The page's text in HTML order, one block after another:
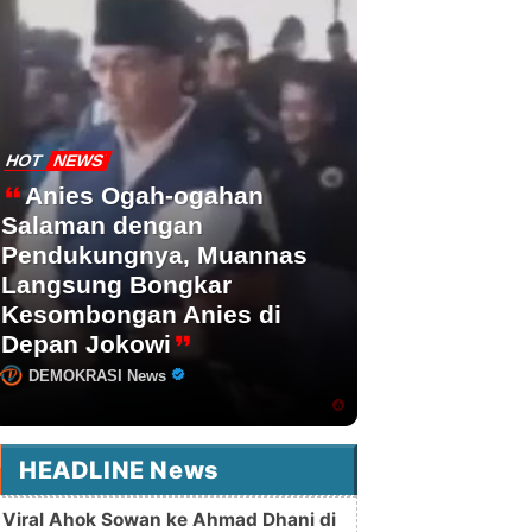
HOT NEWS
Anies Ogah-ogahan
Salaman dengan
Pendukungnya, Muannas
Langsung Bongkar
Kesombongan Anies di
Depan Jokowi
DEMOKRASI News
HEADLINE News
Viral Ahok Sowan ke Ahmad Dhani di